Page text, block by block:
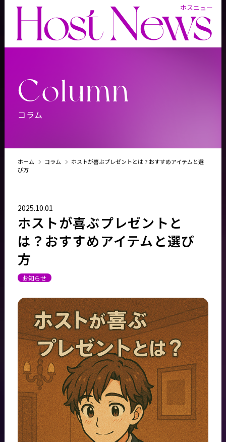
Host News
ホスニュー
Column
コラム
ホーム コラム
ホストが喜ぶプレゼントとは？おすすめアイテムと選
び方
2025.10.01
ホストが喜ぶプレゼントと
は？おすすめアイテムと選び
方
お知らせ